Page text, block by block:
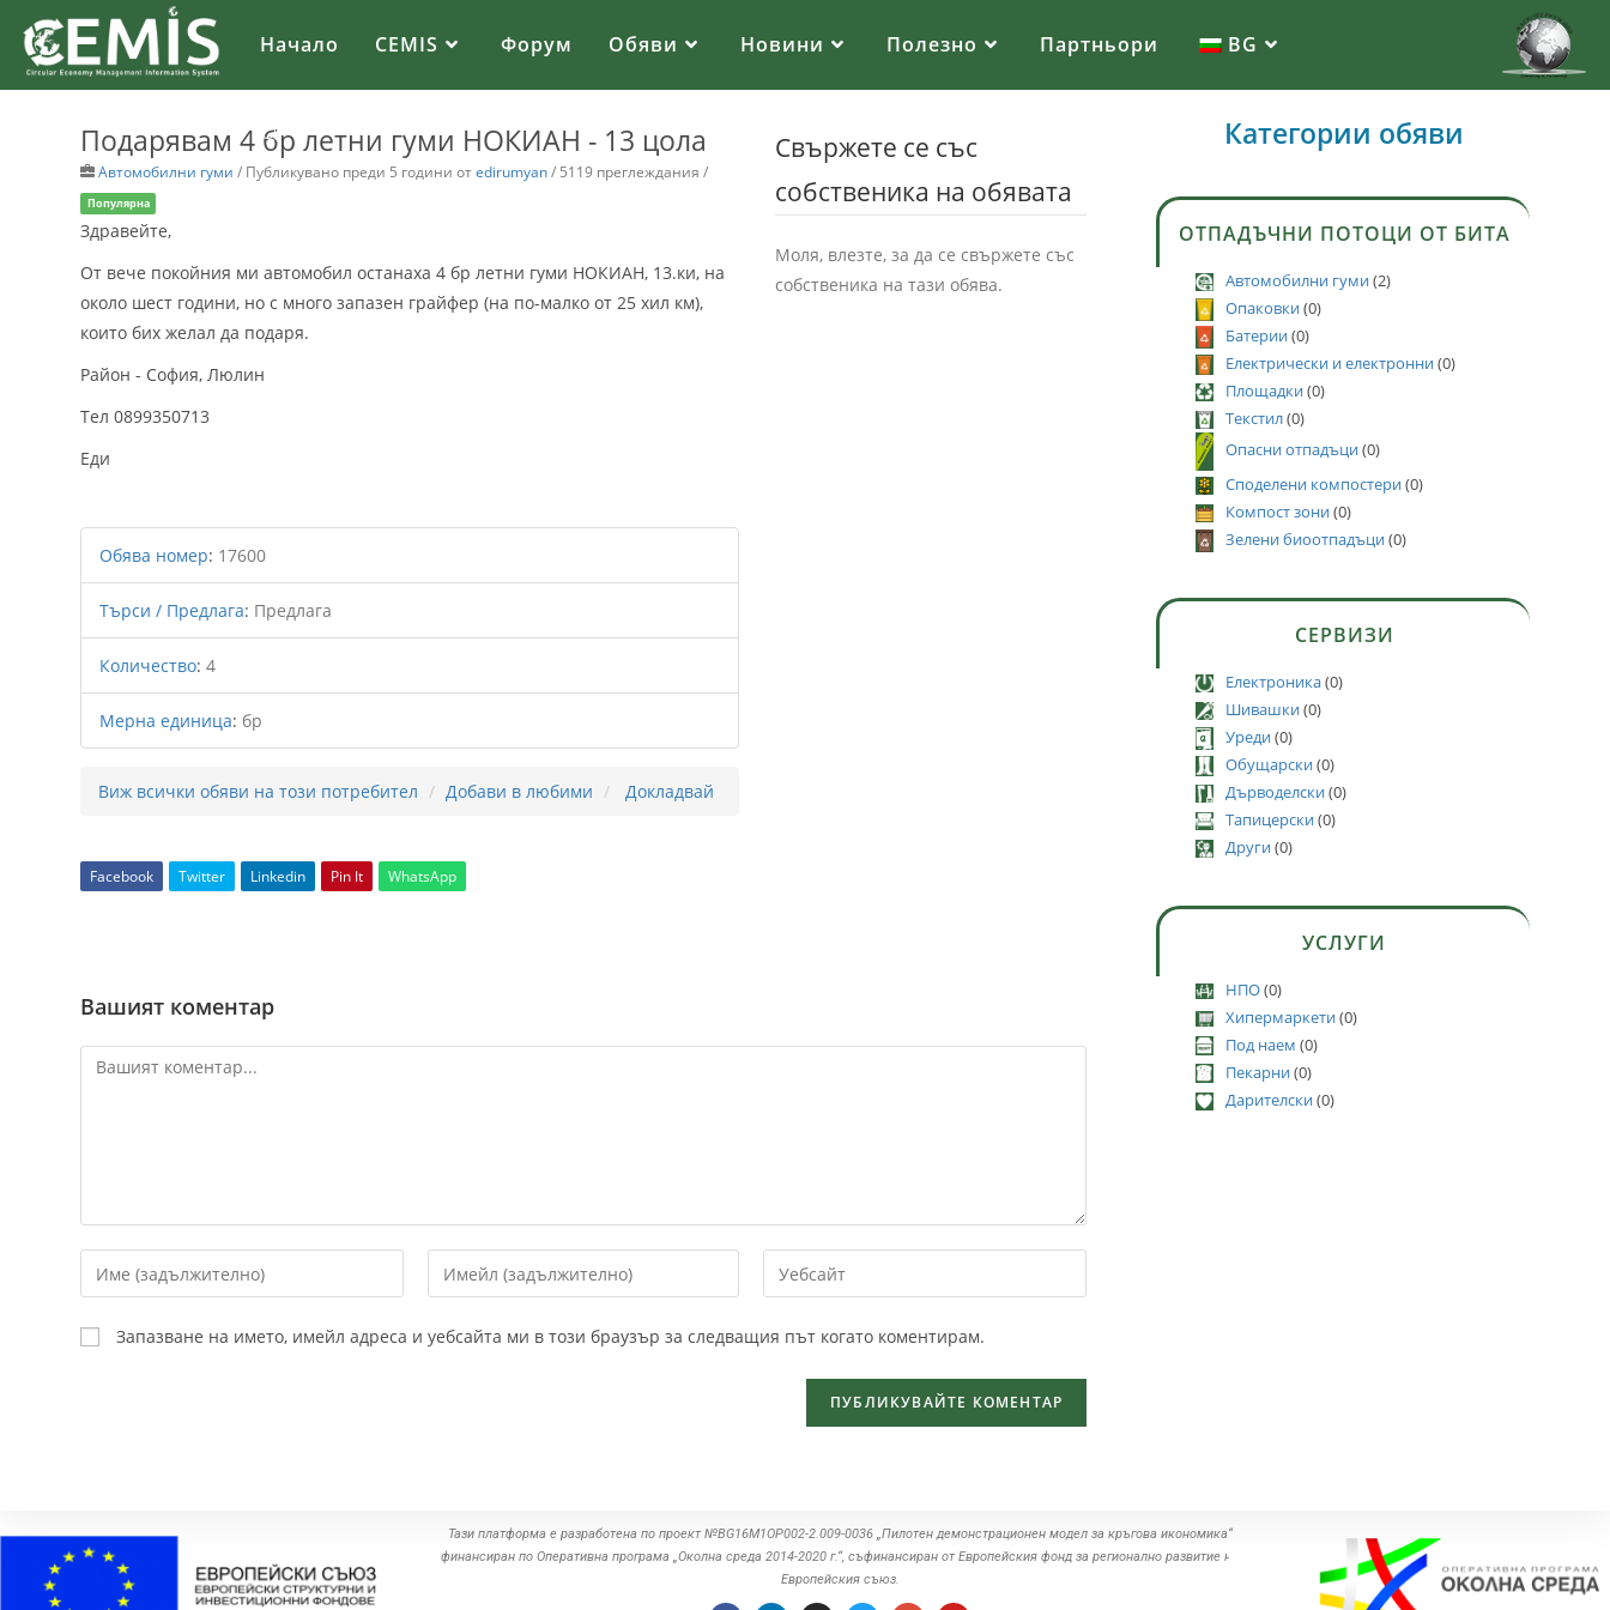
Начало CEMIS Форум Обяви Новини Полезно Партньори BG
Подарявам 4 бр летни гуми НОКИАН - 13 цола
Автомобилни гуми / Публикувано преди 5 години отedirumyan/ 5119 преглеждания /
Популярна
Здравейте,
От вече покойния ми автомобил останаха 4 бр летни гуми НОКИАН, 13.ки, на
около шест години, но с много запазен грайфер (на по-малко от 25 хил км),
които бих желал да подаря.
Район - София, Люлин
Тел 0899350713
Еди
Обява номер: 17600
Търси / Предлага: Предлага
Количество:4
Мерна единица: бр
Виж всички обяви на този потребител Добави в любими Докладвай
Свържете се със
собственика на обявата
Моля, влезте, за да се свържете със
собственика на тази обява.
Facebook Twitter Linkedin Pin It WhatsApp
Вашият коментар
Запазване на името, имейл адреса и уебсайта ми в този браузър за следващия път когато коментирам.
Категории обяви
ОТПАДЪЧНИ ПОТОЦИ ОТ БИТА
Автомобилни гуми(2)
Опаковки(0)
Батерии(0)
Електрически и електронни(0)
Площадки(0)
Текстил(0)
Опасни отпадъци(0)
Споделени компостери(0)
Компост зони(0)
Зелени биоотпадъци(0)
СЕРВИЗИ
Електроника(0)
Шивашки(0)
Уреди(0)
Обущарски(0)
Дърводелски(0)
Тапицерски(0)
Други(0)
УСЛУГИ
НПО(0)
Хипермаркети(0)
Под наем (0)
Пекарни(0)
Дарителски(0)
Тази платформа е разработена по проект №BG16M1OP002-2.‎009-0036 „Пилотен демонстрационен модел за кръгова икономика“
финансиран по Оперативна програма „Околна среда ‎‎2014-2020 г.“, съфинансиран от Европейския фонд за регионално развитие на
Европейския съюз.